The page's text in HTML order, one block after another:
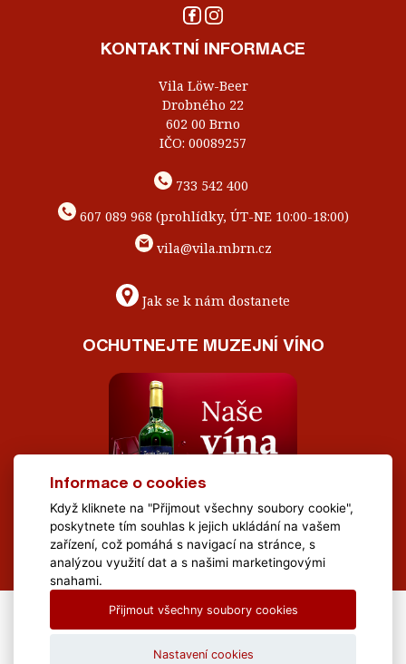
KONTAKTNÍ INFORMACE
Vila Löw-Beer
Drobného 22
602 00 Brno
IČO: 00089257
733 542 400
607 089 968 (prohlídky, ÚT-NE 10:00-18:00)
vila@vila.mbrn.cz
Jak se k nám dostanete
OCHUTNEJTE MUZEJNÍ VÍNO
All Rights Reserved Muzeum Brněnska © 2020, Webdesign by
Informace o cookies
Když kliknete na "Přijmout všechny soubory cookie",
poskytnete tím souhlas k jejich ukládání na vašem
zařízení, což pomáhá s navigací na stránce, s
analýzou využití dat a s našimi marketingovými
snahami.
Přijmout všechny soubory cookies
Nastavení cookies